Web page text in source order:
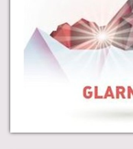
Glarner Messe
Leistungsschau mit